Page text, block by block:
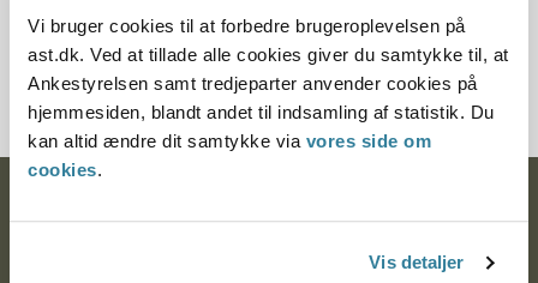
Vi bruger cookies til at forbedre brugeroplevelsen på
ast.dk. Ved at tillade alle cookies giver du samtykke til, at
Ankestyrelsen samt tredjeparter anvender cookies på
hjemmesiden, blandt andet til indsamling af statistik. Du
kan altid ændre dit samtykke via vores side om
cookies.
Vis detaljer
Journalnummer
20924-93